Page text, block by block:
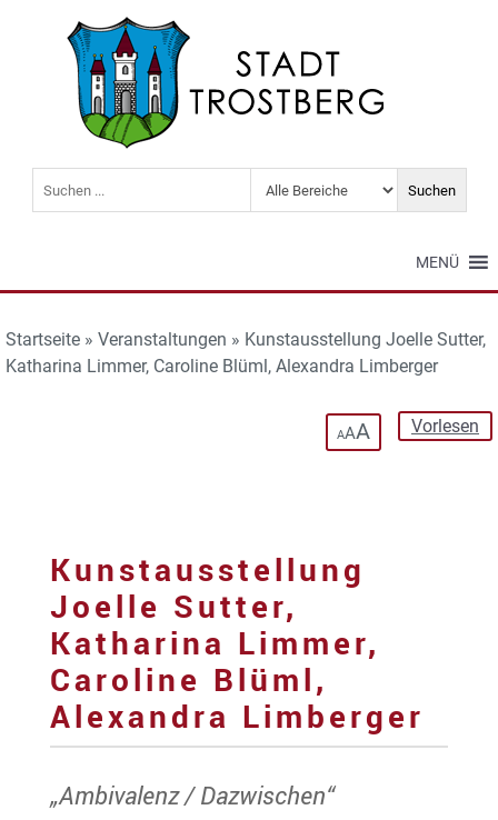
MENÜ
Startseite » Veranstaltungen » Kunstausstellung Joelle Sutter,
Katharina Limmer, Caroline Blüml, Alexandra Limberger
Vorlesen
AAA
Kunstausstellung
Joelle Sutter,
Katharina Limmer,
Caroline Blüml,
Alexandra Limberger
„Ambivalenz / Dazwischen“